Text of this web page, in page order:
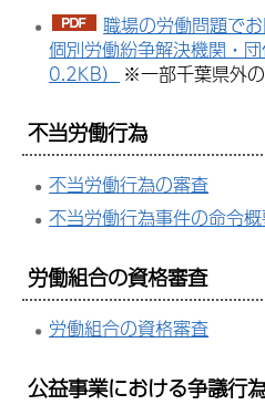
職場の労働問題で
個別労働紛争解決機関・
0.2KB）
※一部千葉県外の
不当労働行為
不当労働行為の審査
不当労働行為事件の命令
労働組合の資格審査
労働組合の資格審査
公益事業における争議行